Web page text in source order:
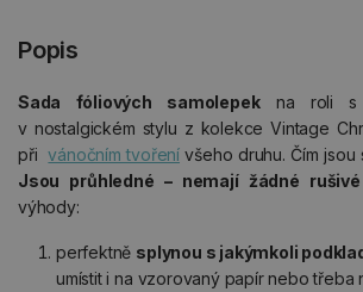
Popis
Sada fóliových samolepekna roli s
v nostalgickém stylu z kolekce Vintage
přivánočním tvoření všeho druhu. Čím jsou
Jsou průhledné – nemají žádné
výhody:
perfektně splynou s jakýmkoli
umístit i na vzorovaný papír nebo třeba